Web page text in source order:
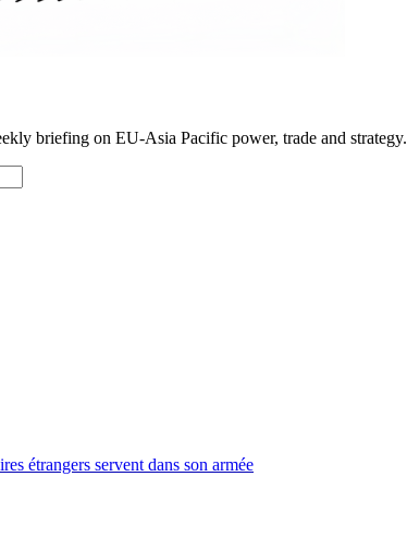
briefing on EU-Asia Pacific power, trade and strategy.
étrangers servent dans son armée